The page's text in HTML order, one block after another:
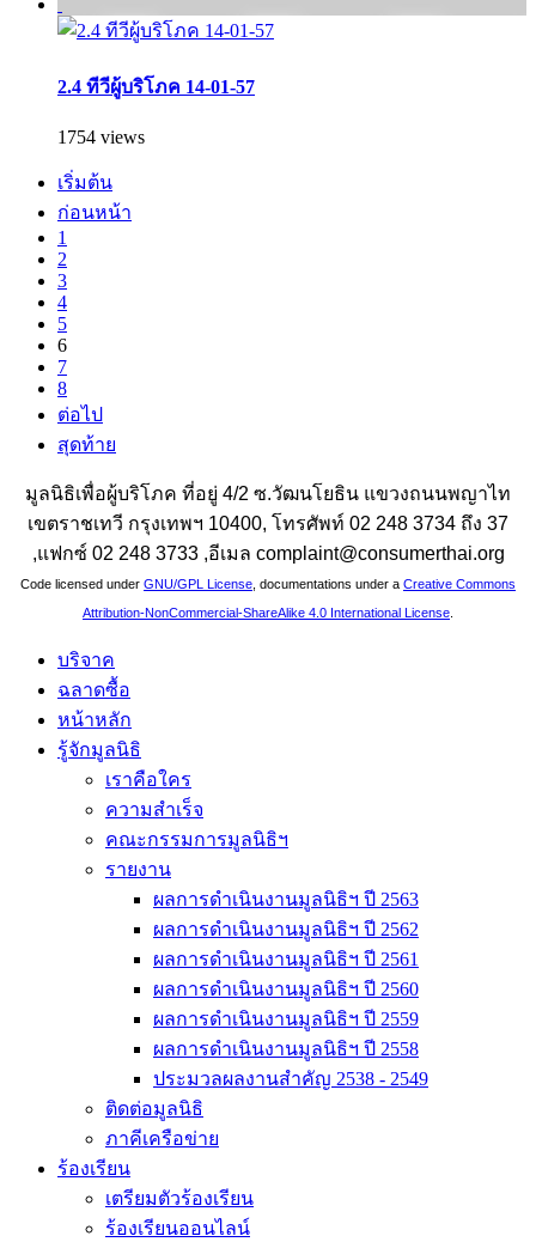
2.4 ทีวีผู้บริโภค 14-01-57
1754 views
เริ่มต้น
ก่อนหน้า
1
2
3
4
5
6
7
8
ต่อไป
สุดท้าย
มูลนิธิเพื่อผู้บริโภค ที่อยู่ 4/2 ซ.วัฒนโยธิน แขวงถนนพญาไท
เขตราชเทวี กรุงเทพฯ 10400, โทรศัพท์ 02 248 3734 ถึง 37
,แฟกซ์ 02 248 3733 ,อีเมล complaint@consumerthai.org
Code licensed under GNU/GPL License , documentations under a Creative Commons
Attribution-NonCommercial-ShareAlike 4.0 International License
บริจาค
ฉลาดซื้อ
หน้าหลัก
รู้จักมูลนิธิ
เราคือใคร
ความสำเร็จ
คณะกรรมการมูลนิธิฯ
รายงาน
ผลการดำเนินงานมูลนิธิฯ ปี 2563
ผลการดำเนินงานมูลนิธิฯ ปี 2562
ผลการดำเนินงานมูลนิธิฯ ปี 2561
ผลการดำเนินงานมูลนิธิฯ ปี 2560
ผลการดำเนินงานมูลนิธิฯ ปี 2559
ผลการดำเนินงานมูลนิธิฯ ปี 2558
ประมวลผลงานสำคัญ 2538 - 2549
ติดต่อมูลนิธิ
ภาคีเครือข่าย
ร้องเรียน
เตรียมตัวร้องเรียน
ร้องเรียนออนไลน์